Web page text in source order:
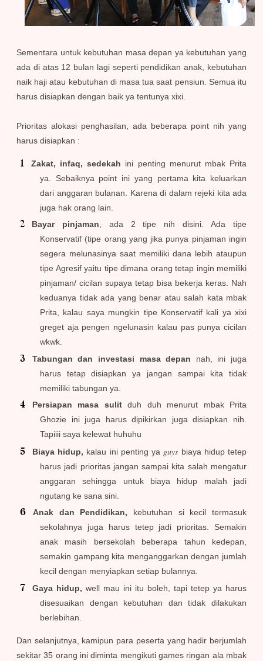
Sementara untuk kebutuhan masa depan ya kebutuhan yang
ada di atas 12 bulan lagi seperti pendidikan anak, kebutuhan
naik haji atau kebutuhan di masa tua saat pensiun. Semua itu
harus disiapkan dengan baik ya tentunya xixi.
Prioritas alokasi penghasilan, ada beberapa point nih yang
harus disiapkan :
Zakat, infaq, sedekah ini penting menurut mbak Prita
ya. Sebaiknya point ini yang pertama kita keluarkan
dari anggaran bulanan. Karena di dalam rejeki kita ada
juga hak orang lain.
Bayar pinjaman, ada 2 tipe nih disini. Ada tipe
Konservatif (tipe orang yang jika punya pinjaman ingin
segera melunasinya saat memiliki dana lebih ataupun
tipe Agresif yaitu tipe dimana orang tetap ingin memiliki
pinjaman/ cicilan supaya tetap bisa bekerja keras. Nah
keduanya tidak ada yang benar atau salah kata mbak
Prita, kalau saya mungkin tipe Konservatif kali ya xixi
greget aja pengen ngelunasin kalau pas punya cicilan
wkwk.
Tabungan dan investasi masa depan nah, ini juga
harus tetap disiapkan ya jangan sampai kita tidak
memiliki tabungan ya.
Persiapan masa sulitduh duh menurut mbak Prita
Ghozie ini juga harus dipikirkan juga disiapkan nih.
Tapiiii saya kelewat huhuhu
Biaya hidup, kalau ini penting ya guys biaya hidup tetep
harus jadi prioritas jangan sampai kita salah mengatur
anggaran sehingga untuk biaya hidup malah jadi
ngutang ke sana sini.
Anak dan Pendidikan, kebutuhan si kecil termasuk
sekolahnya juga harus tetep jadi prioritas. Semakin
anak masih bersekolah beberapa tahun kedepan,
semakin gampang kita menganggarkan dengan jumlah
kecil dengan menyiapkan setiap bulannya.
Gaya hidup, well mau ini itu boleh, tapi tetep ya harus
disesuaikan dengan kebutuhan dan tidak dilakukan
berlebihan.
Dan selanjutnya, kamipun para peserta yang hadir berjumlah
sekitar 35 orang ini diminta mengikuti games ringan ala mbak